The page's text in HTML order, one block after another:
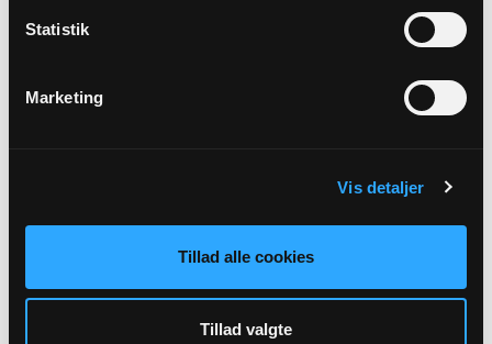
Statistik
Marketing
Vis detaljer
Tillad alle cookies
Tillad valgte
01
NOV
Allehelgen i Kollund Kirke